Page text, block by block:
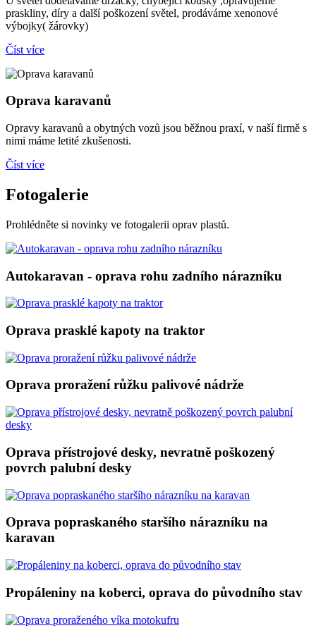
praskliny, díry a další poškození světel, prodáváme xenonové
výbojky( žárovky)
Číst více
Oprava karavanů
Opravy karavanů a obytných vozů jsou běžnou praxí, v naší firmě s
nimi máme letité zkušenosti.
Číst více
Fotogalerie
Prohlédněte si novinky ve fotogalerii oprav plastů.
Autokaravan - oprava rohu zadního nárazníku
Oprava prasklé kapoty na traktor
Oprava proražení růžku palivové nádrže
Oprava přístrojové desky, nevratně poškozený
povrch palubní desky
Oprava popraskaného staršího nárazníku na
karavan
Propáleniny na koberci, oprava do původního stav